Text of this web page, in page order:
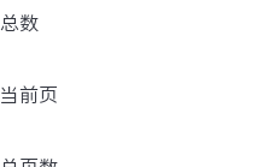
总数
当前页